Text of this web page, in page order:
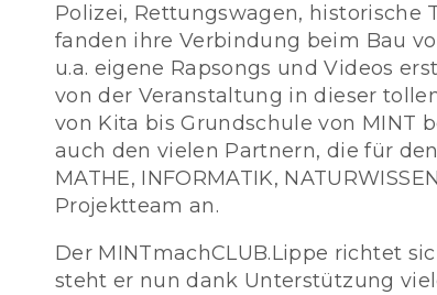
Polizei, Rettungswagen, historische
fanden ihre Verbindung beim Bau
u.a. eigene Rapsongs und Videos
von der Veranstaltung in dieser
von Kita bis Grundschule von MINT
auch den vielen Partnern, die für
MATHE, INFORMATIK,
Projektteam an.
Der MINTmachCLUB.Lippe richtet
steht er nun dank Unterstützung